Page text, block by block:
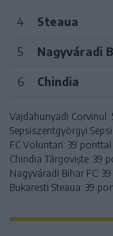
4 Steaua
5 Nagyváradi
6 Chindia
Vajdahunyadi
Sepsiszentgyörgyi
FC Voluntari: 39
Chindia Târgoviște: 39
Nagyváradi Bihar FC:
Bukaresti Steaua: 39